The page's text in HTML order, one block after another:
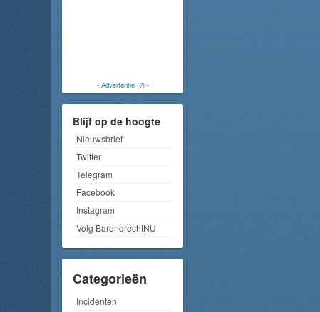
- Advertentie (?)-
Blijf op de hoogte
Nieuwsbrief
Twitter
Telegram
Facebook
Instagram
Volg BarendrechtNU
Categorieën
Incidenten